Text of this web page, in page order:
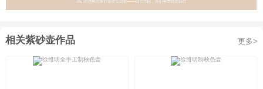
相关紫砂壶作品 更多>